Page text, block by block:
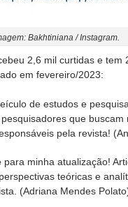
Bakhtiniana / Instagram.
2,6 mil curtidas e
em fevereiro/2023:
de estudos e
que
pela revista!
minha atualização!
teóricas e
(Adriana Mendes